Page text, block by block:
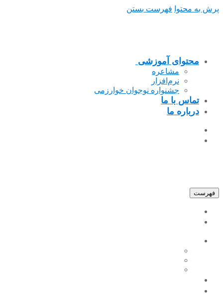
پرش به محتوا فهرست بستن
محتوای آموزشی
مشاعره
نرم‌افزار
جشنواره نوجوان خوارزمی
تماس با ما
درباره ما
فهرست